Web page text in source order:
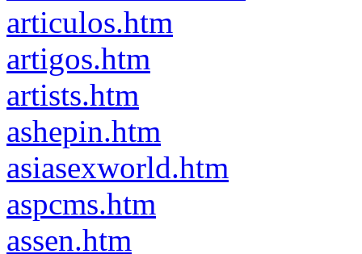
articulos.htm
artigos.htm
artists.htm
ashepin.htm
asiasexworld.htm
aspcms.htm
assen.htm